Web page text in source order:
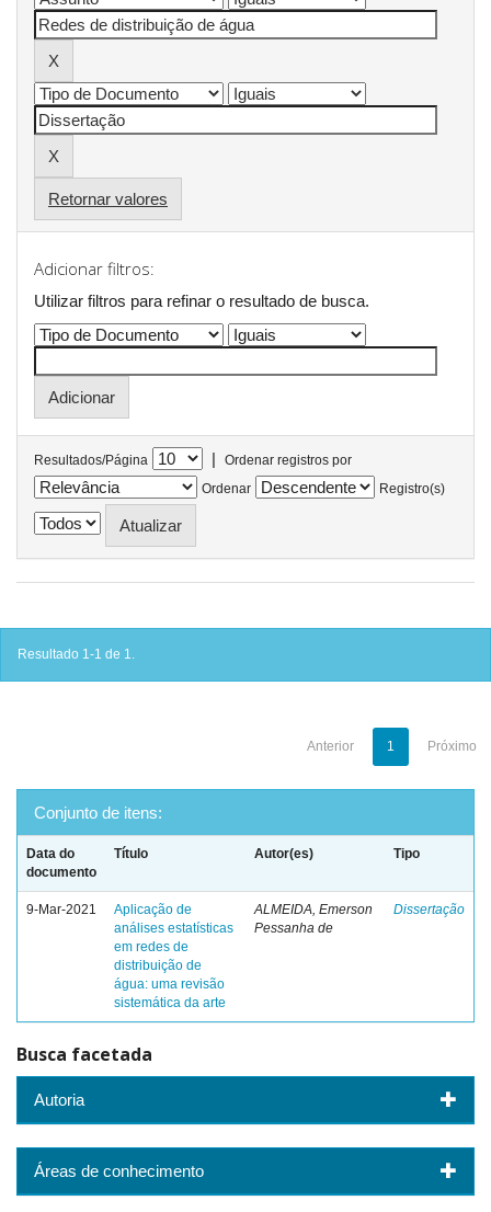
Retornar valores
Adicionar filtros:
Utilizar filtros para refinar o resultado de busca.
Resultados/Página |
Ordenar registros por
Ordenar
Registro(s)
Resultado 1-1 de 1.
Anterior 1 Próximo
Conjunto de itens:
Data do
documento
Título Autor(es) Tipo
9-Mar-2021
Aplicação de
análises estatísticas
em redes de
distribuição de
água: uma revisão
sistemática da arte
ALMEIDA, Emerson
Pessanha de
Dissertação
Busca facetada
Autoria
Áreas de conhecimento